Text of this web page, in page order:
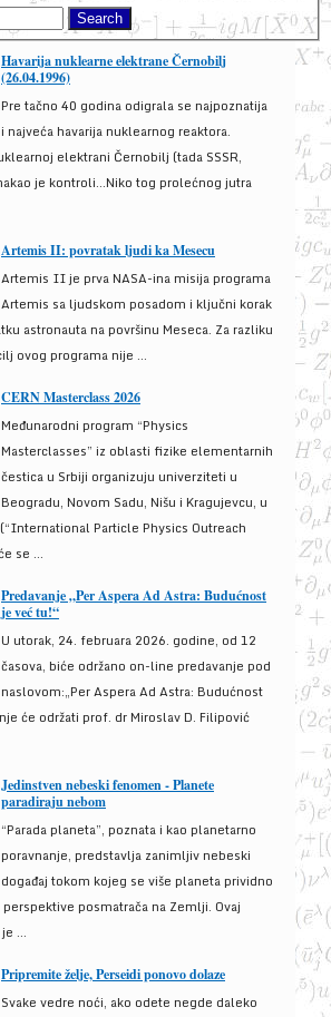
Havarija nuklearne elektrane Černobilj
(26.04.1996)
Pre tačno 40 godina odigrala se najpoznatija
i najveća havarija nuklearnog reaktora.
elektrani Černobilj (tada SSSR,
je kontroli...Niko tog prolećnog jutra
Artemis II: povratak ljudi ka Mesecu
Artemis II je prva NASA-ina misija programa
Artemis sa ljudskom posadom i ključni korak
astronauta na površinu Meseca. Za razliku
ovog programa nije ...
CERN Masterclass 2026
Međunarodni program “Physics
Masterclasses” iz oblasti fizike elementarnih
čestica u Srbiji organizuju univerziteti u
Beogradu, Novom Sadu, Nišu i Kragujevcu, u
Particle Physics Outreach
se ...
Predavanje „Per Aspera Ad Astra: Budućnost
je već tu!“
U utorak, 24. februara 2026. godine, od 12
časova, biće održano on-line predavanje pod
naslovom:„Per Aspera Ad Astra: Budućnost
će održati prof. dr Miroslav D. Filipović
Jedinstven nebeski fenomen - Planete
paradiraju nebom
“Parada planeta”, poznata i kao planetarno
poravnanje, predstavlja zanimljiv nebeski
događaj tokom kojeg se više planeta prividno
posmatrača na Zemlji. Ovaj
...
Pripremite želje, Perseidi ponovo dolaze
Svake vedre noći, ako odete negde daleko